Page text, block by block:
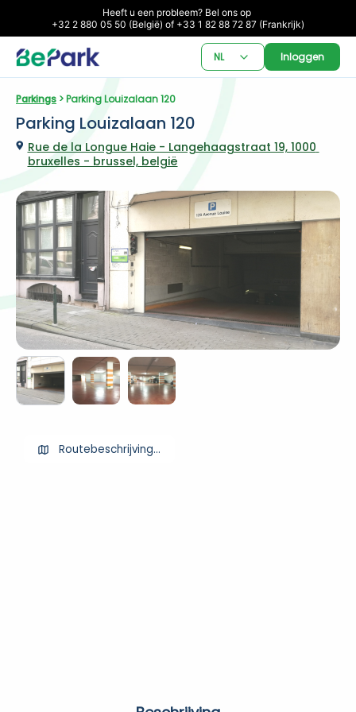
Heeft u een probleem? Bel ons op
+32 2 880 05 50 (België) of +33 1 82 88 72 87 (Frankrijk)
NL Inloggen
Parkings > Parking Louizalaan 120
Parking Louizalaan 120
Rue de la Longue Haie - Langehaagstraat 19, 1000
bruxelles - brussel, belgië
Routebeschrijving ophalen